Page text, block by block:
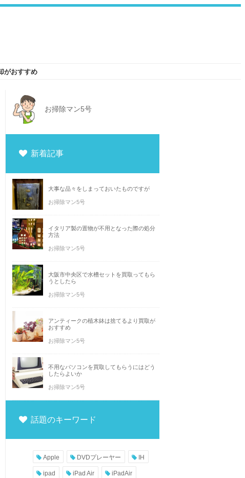
がおすすめ
お掃除マン5号
新着記事
大事な品々をしまっておいたものですが
お掃除マン5号
イタリア製の置物が不用となった際の処分
方法
お掃除マン5号
大阪市中央区で水槽セットを買取ってもら
うとしたら
お掃除マン5号
アンティークの植木鉢は捨てるより買取が
おすすめ
お掃除マン5号
不用なパソコンを買取してもらうにはどう
したらよいか
お掃除マン5号
話題のキーワード
Apple DVDプレーヤー IH
ipad iPad Air iPadAir